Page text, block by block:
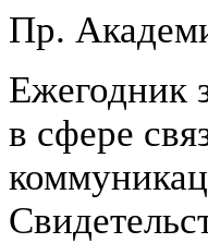
Пр.
Ежегодник
в сфере